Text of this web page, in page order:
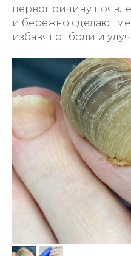
первопричину
и бережно сделают
избавят от боли и